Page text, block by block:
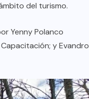
del turismo.
Yenny Polanco
y Evandro